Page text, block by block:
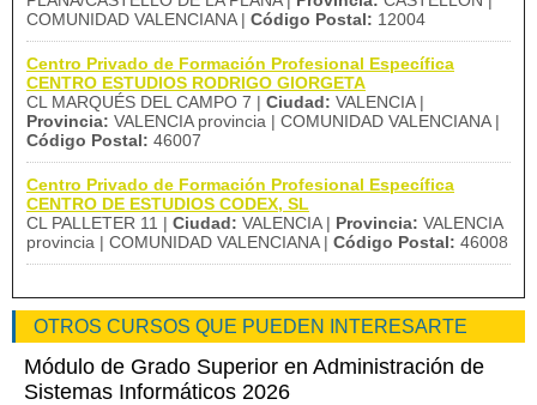
COMUNIDAD VALENCIANA | Código Postal: 12004
Centro Privado de Formación Profesional Específica
CENTRO ESTUDIOS RODRIGO GIORGETA
CL MARQUÉS DEL CAMPO 7 | Ciudad: VALENCIA |
Provincia: VALENCIA provincia | COMUNIDAD VALENCIANA |
Código Postal: 46007
Centro Privado de Formación Profesional Específica
CENTRO DE ESTUDIOS CODEX, SL
CL PALLETER 11 | Ciudad: VALENCIA | Provincia: VALENCIA
provincia | COMUNIDAD VALENCIANA | Código Postal: 46008
OTROS CURSOS QUE PUEDEN INTERESARTE
Módulo de Grado Superior en Administración de
Sistemas Informáticos 2026